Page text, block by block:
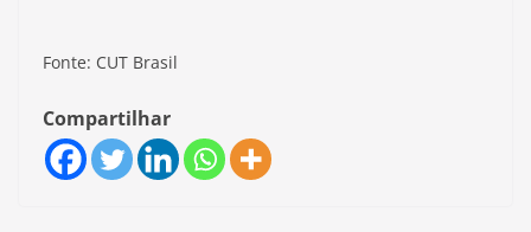
Fonte: CUT Brasil
Compartilhar